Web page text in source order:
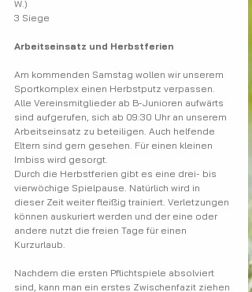
W.)
3 Siege
Arbeitseinsatz und Herbstferien
Am kommenden Samstag wollen wir unserem
Sportkomplex einen Herbstputz verpassen.
Alle Vereinsmitglieder ab B-Junioren aufwärts
sind aufgerufen, sich ab 09:30 Uhr an unserem
Arbeitseinsatz zu beteiligen. Auch helfende
Eltern sind gern gesehen. Für einen kleinen
Imbiss wird gesorgt.
Durch die Herbstferien gibt es eine drei- bis
vierwöchige Spielpause. Natürlich wird in
dieser Zeit weiter fleißig trainiert. Verletzungen
können auskuriert werden und der eine oder
andere nutzt die freien Tage für einen
Kurzurlaub.
Nachdem die ersten Pflichtspiele absolviert
sind, kann man ein erstes Zwischenfazit ziehen